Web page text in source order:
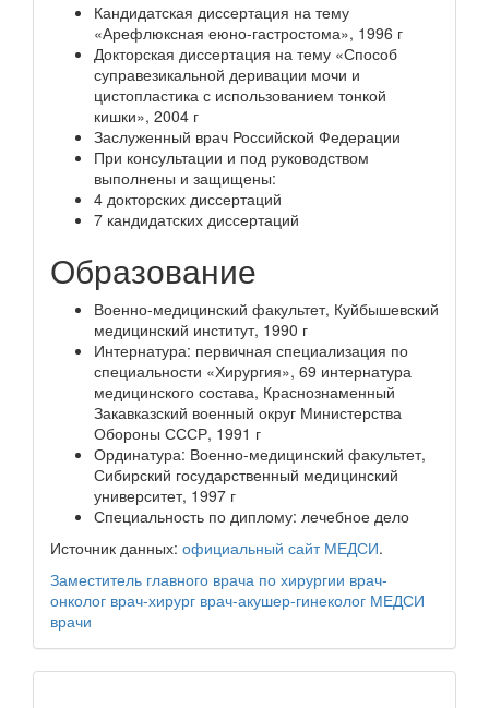
Кандидатская диссертация на тему
«Арефлюксная еюно-гастростома», 1996 г
Докторская диссертация на тему «Способ
суправезикальной деривации мочи и
цистопластика с использованием тонкой
кишки», 2004 г
Заслуженный врач Российской Федерации
При консультации и под руководством
выполнены и защищены:
4 докторских диссертаций
7 кандидатских диссертаций
Образование
Военно-медицинский факультет, Куйбышевский
медицинский институт, 1990 г
Интернатура: первичная специализация по
специальности «Хирургия», 69 интернатура
медицинского состава, Краснознаменный
Закавказский военный округ Министерства
Обороны СССР, 1991 г
Ординатура: Военно-медицинский факультет,
Сибирский государственный медицинский
университет, 1997 г
Специальность по диплому: лечебное дело
Источник данных: официальный сайт МЕДСИ.
Заместитель главного врача по хирургии врач-
онколог врач-хирург врач-акушер-гинеколог МЕДСИ
врачи